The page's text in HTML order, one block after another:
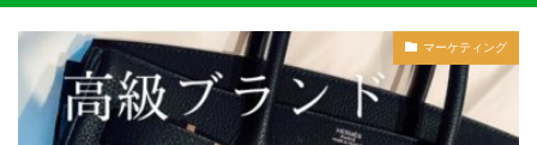
マーケティング